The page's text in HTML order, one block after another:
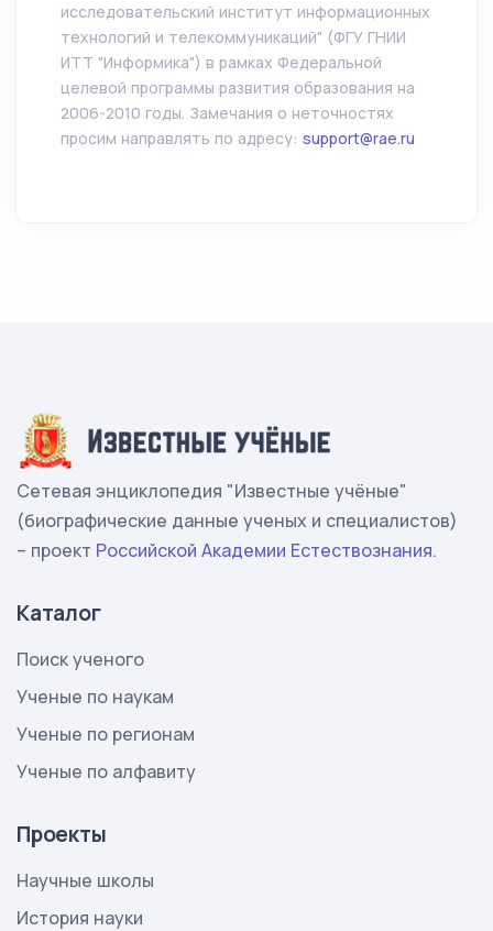
исследовательский институт информационных
технологий и телекоммуникаций" (ФГУ ГНИИ
ИТТ "Информика") в рамках Федеральной
целевой программы развития образования на
2006-2010 годы. Замечания о неточностях
просим направлять по адресу: support@rae.ru
Сетевая энциклопедия "Известные учёные"
(биографические данные ученых и специалистов)
– проект Российской Академии Естествознания.
Каталог
Поиск ученого
Ученые по наукам
Ученые по регионам
Ученые по алфавиту
Проекты
Научные школы
История науки